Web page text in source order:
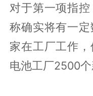
对于第一项指控
称确实将有一
家在工厂工作
电池工厂2500个